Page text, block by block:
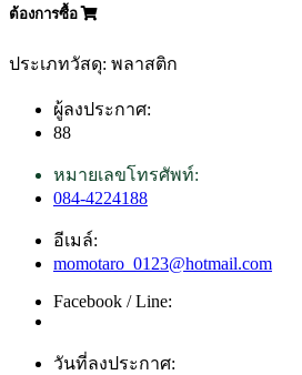
ต้องการซื้อ
ประเภทวัสดุ: พลาสติก
ผู้ลงประกาศ:
88
หมายเลขโทรศัพท์:
084-4224188
อีเมล์:
momotaro_0123@hotmail.com
Facebook / Line:
วันที่ลงประกาศ: